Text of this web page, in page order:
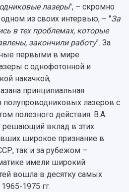
двигателей
кампус
организации
19
университета
конференциях
лазеры", – скромно
из своих интервью, – "За
в тех проблемах, которые
закончили работу". За
первыми в мире
с однофотонной и
накачкой,
принципиальная
полупроводниковых лазеров с
полезного действия. В.А.
решающий вклад в этих
широкое признание в
так и за рубежом –
имели широкий
вошла в десятку самых
1975 гг.